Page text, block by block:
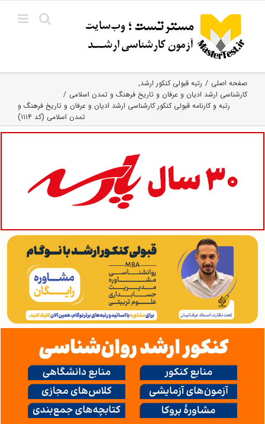
content
صفحه اصلی
رتبه قبولی کنکور ارشد
کارشناسی ارشد ادیان و عرفان و تاریخ فرهنگ و تمدن اسلامی
رتبه و کارنامه قبولی کنکور کارشناسی ارشد ادیان و عرفان و تاریخ فرهنگ و
تمدن اسلامی (کد ۱۱۱۴)